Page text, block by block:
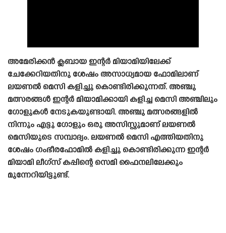
അമേരിക്കൻ ക്ലബായ ഇന്റർ മിയാമിയിലേക്ക്
ചേക്കേറിയതിനു ശേഷം അസാധ്യമായ ഫോമിലാണ്
ലയണൽ മെസി കളിച്ചു കൊണ്ടിരിക്കുന്നത്. അഞ്ചു
മത്സരങ്ങൾ ഇന്റർ മിയാമിക്കായി കളിച്ച മെസി അഞ്ചിലും
ഗോളുകൾ നേടുകയുണ്ടായി. അഞ്ചു മത്സരങ്ങളിൽ
നിന്നും എട്ടു ഗോളും ഒരു അസിസ്റ്റുമാണ് ലയണൽ
മെസിയുടെ സമ്പാദ്യം. ലയണൽ മെസി എത്തിയതിനു
ശേഷം ഗംഭീരഫോമിൽ കളിച്ചു കൊണ്ടിരിക്കുന്ന ഇന്റർ
മിയാമി ലീഗ്‌സ് കപ്പിന്റെ സെമി ഫൈനലിലേക്കും
മുന്നേറിയിട്ടുണ്ട്.